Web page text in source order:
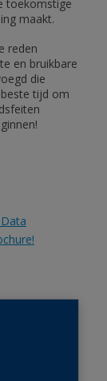
toekomstige
maakt.
reden
en bruikbare
die
tijd om